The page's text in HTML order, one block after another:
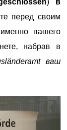
) в
перед своим
вашего
набрав в
ваш